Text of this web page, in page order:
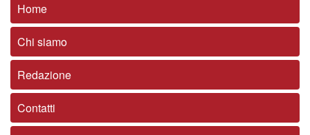
Home
Chi siamo
Redazione
Contatti